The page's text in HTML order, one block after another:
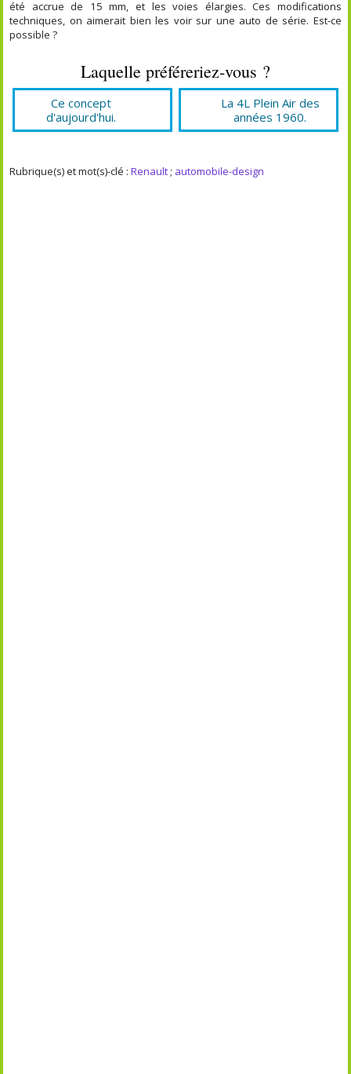
été accrue de 15 mm, et les voies élargies. Ces modifications
techniques, on aimerait bien les voir sur une auto de série. Est-ce
possible ?
Laquelle préféreriez-vous ?
Ce concept
d'aujourd'hui.
La 4L Plein Air des
années 1960.
Rubrique(s) et mot(s)-clé :Renault; automobile-design